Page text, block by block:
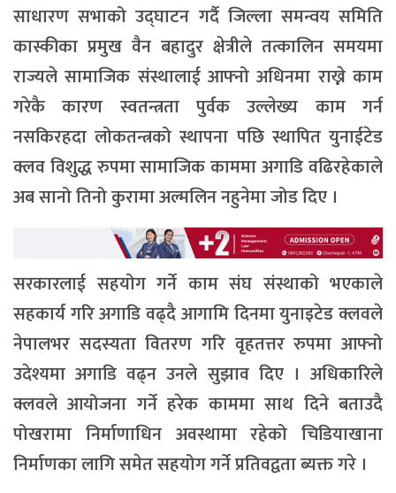
साधारण सभाको उद्घाटन गर्दै जिल्ला समन्वय समिति
कास्कीका प्रमुख वैन बहादुर क्षेत्रीले तत्कालिन समयमा
राज्यले सामाजिक संस्थालाई आफ्नो अधिनमा राख्ने काम
गरेकै कारण स्वतन्त्रता पुर्वक उल्लेख्य काम गर्न
नसकिरहदा लोकतन्त्रको स्थापना पछि स्थापित युनाईटेड
क्लव विशुद्ध रुपमा सामाजिक काममा अगाडि वढिरहेकाले
अब सानो तिनो कुरामा अल्मलिन नहुनेमा जोड दिए ।
सरकारलाई सहयोग गर्ने काम संघ संस्थाको भएकाले
सहकार्य गरि अगाडि वढ्दै आगामि दिनमा युनाइटेड क्लवले
नेपालभर सदस्यता वितरण गरि वृहतत्तर रुपमा आफ्नो
उदेश्यमा अगाडि वढ्न उनले सुझाव दिए । अधिकारिले
क्लवले आयोजना गर्ने हरेक काममा साथ दिने बताउदै
पोखरामा निर्माणाधिन अवस्थामा रहेको चिडियाखाना
निर्माणका लागि समेत सहयोग गर्ने प्रतिवद्वता ब्यक्त गरे ।